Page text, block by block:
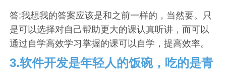
答:我想我的答案应该是和之前一样的，当然要。只
是可以选择对自己帮助更大的课认真听讲，而可以
通过自学高效学习掌握的课可以自学，提高效率。
3.软件开发是年轻人的饭碗，吃的是青